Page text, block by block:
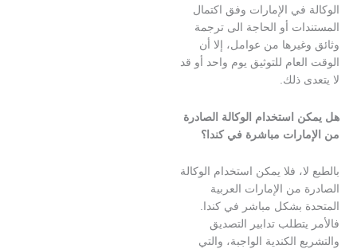
في الإمارات وفق اكتمال
أو الحاجة الى ترجمة
من عوامل، إلا أن
للتوثيق يوم واحد أو قد
ذلك.
استخدام الوكالة الصادرة
مباشرة في كندا؟
فلا يمكن استخدام الوكالة
من الإمارات العربية
بشكل مباشر في كندا.
تدابير التصديق
الكندية الواجبة، والتي